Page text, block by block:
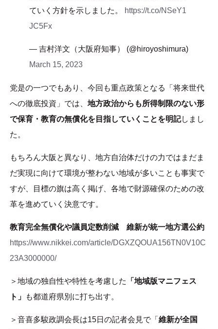
ていく方針を示しました。
https://t.co/NSeY1
JC5Fx
— 吉村洋文（大阪府知事） (@hiroyoshimura)
March 15, 2023
党是の一つでもあり、今回も重点政策となる「将来世代
への徹底投資」では、 地方政治からも所得制限のない形
で保育・教育の無償化を目指していくことを明記しまし
た。
もちろん大阪と異なり、地方自治体だけの力ではまだま
だ実現に向けて環境が整わない地域が多いことも事実で
すが、目標の旗は高く掲げ、各地で財源確保のための改
革を進めていく決意です。
教育完全無償化や議員定数削減 維新が統一地方選公約
https://www.nikkei.com/article/DGXZQOUA156TN0V10C
23A3000000/
＞地域の独自性や特性を考慮した
「地域版マニフェス
ト」
も都道府県別に打ち出す。
＞音喜多駿政調会長は15日の記者会見で「 維新が全国